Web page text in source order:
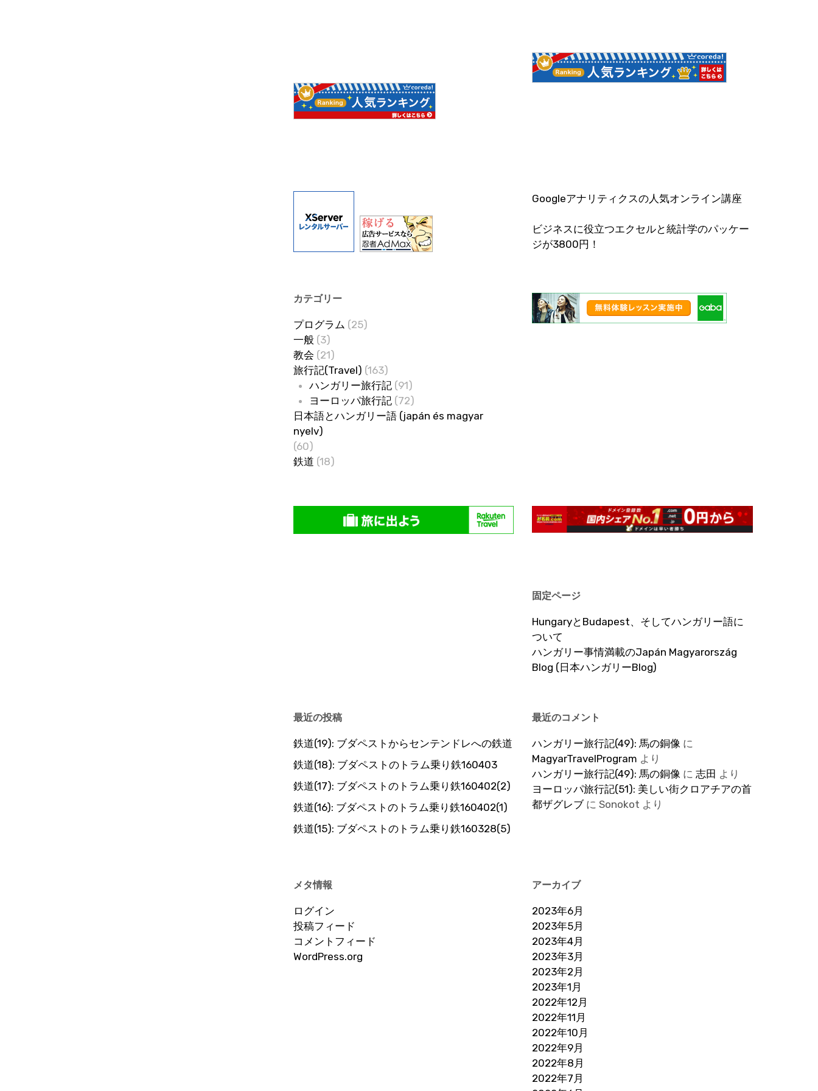
Googleアナリティクスの人気オンライン講座
ビジネスに役立つエクセルと統計学のパッケー
ジが3800円！
カテゴリー
プログラム (25)
一般 (3)
教会 (21)
旅行記(Travel) (163)
ハンガリー旅行記(91)
ヨーロッパ旅行記(72)
日本語とハンガリー語 (japán és magyar
nyelv)
(60)
鉄道 (18)
固定ページ
HungaryとBudapest、そしてハンガリー語に
ついて
ハンガリー事情満載のJapán Magyarország
Blog (日本ハンガリーBlog)
最近の投稿
鉄道(19): ブダペストからセンテンドレへの鉄道
鉄道(18): ブダペストのトラム乗り鉄160403
鉄道(17): ブダペストのトラム乗り鉄160402(2)
鉄道(16): ブダペストのトラム乗り鉄160402(1)
鉄道(15): ブダペストのトラム乗り鉄160328(5)
最近のコメント
ハンガリー旅行記(49): 馬の銅像 に
MagyarTravelProgram より
ハンガリー旅行記(49): 馬の銅像 に志田 より
ヨーロッパ旅行記(51): 美しい街クロアチアの首
都ザグレブにSonokot より
メタ情報
ログイン
投稿フィード
コメントフィード
WordPress.org
アーカイブ
2023年6月
2023年5月
2023年4月
2023年3月
2023年2月
2023年1月
2022年12月
2022年11月
2022年10月
2022年9月
2022年8月
2022年7月